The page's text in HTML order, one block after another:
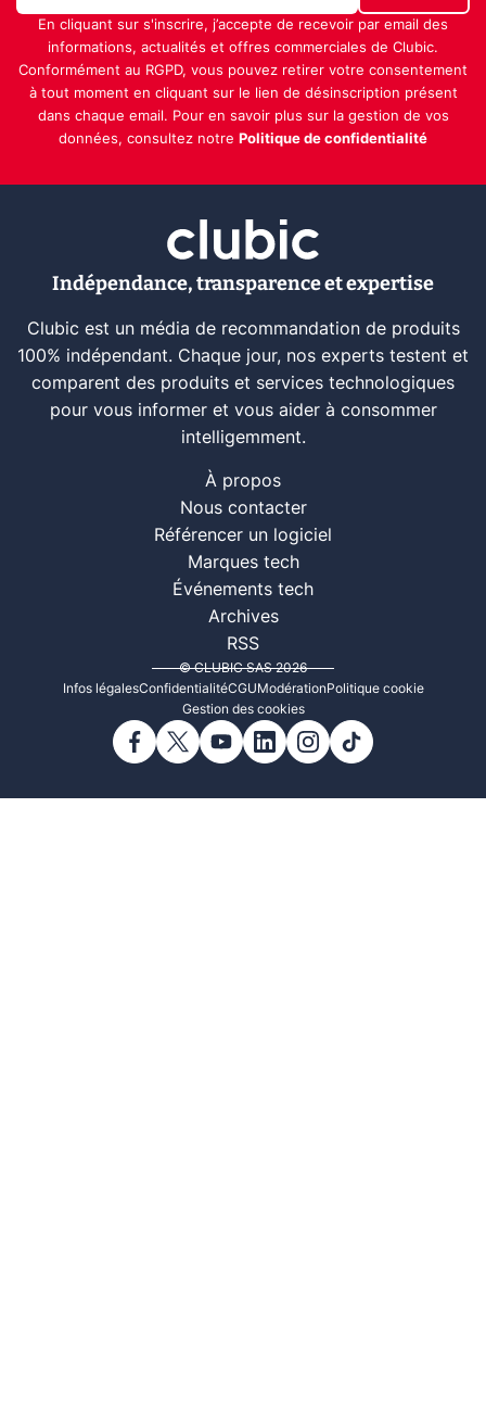
En cliquant sur s'inscrire, j’accepte de recevoir par email des
informations, actualités et offres commerciales de Clubic.
Conformément au RGPD, vous pouvez retirer votre consentement
à tout moment en cliquant sur le lien de désinscription présent
dans chaque email. Pour en savoir plus sur la gestion de vos
données, consultez notre Politique de confidentialité
Indépendance, transparence et expertise
Clubic est un média de recommandation de produits
100% indépendant. Chaque jour, nos experts testent et
comparent des produits et services technologiques
pour vous informer et vous aider à consommer
intelligemment.
À propos
Nous contacter
Référencer un logiciel
Marques tech
Événements tech
Archives
RSS
© CLUBIC SAS 2026
Infos légalesConfidentialitéCGUModérationPolitique cookie
Gestion des cookies